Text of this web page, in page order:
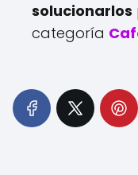
solucionarlos
categoría